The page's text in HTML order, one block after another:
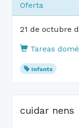
Oferta
21 de octubre
Tareas
infants
cuidar nens